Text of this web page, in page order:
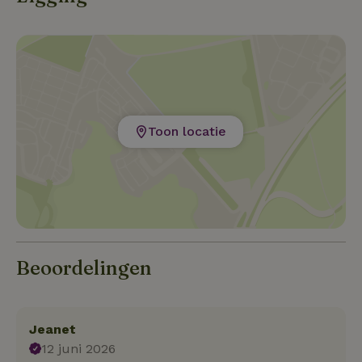
Toon locatie
Beoordelingen
Jeanet
12 juni 2026